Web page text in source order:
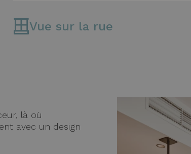
Vue sur la rue
là où
avec un design